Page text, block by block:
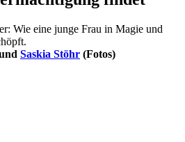
Wie eine junge Frau in Magie und
Saskia Stöhr (Fotos)